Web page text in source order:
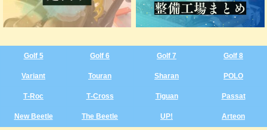
Golf 5 Golf 6 Golf 7 Golf 8
Variant Touran Sharan POLO
T‑Roc T‑Cross Tiguan Passat
New Beetle The Beetle UP! Arteon